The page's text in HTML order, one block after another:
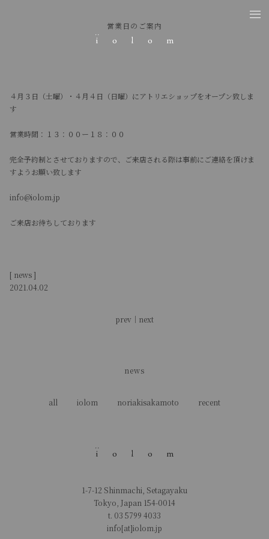
営業日のご案内
４月３日（土曜）・４月４日（日曜）にアトリエショップをオープン致しま
す
営業時間：１３：００ー１８：００
完全予約制とさせておりますので、ご来店される際は事前にご連絡を頂けま
すようお願い致します
info@iolom.jp
ご来店お待ちしております
[ news ]
2021.04.02
prev ｜ next
news
all iolom noriakisakamoto recent
1-7-12 Shinmachi, Setagayaku
Tokyo, Japan 154-0014
t. 03 5799 4033
info[at]iolom.jp